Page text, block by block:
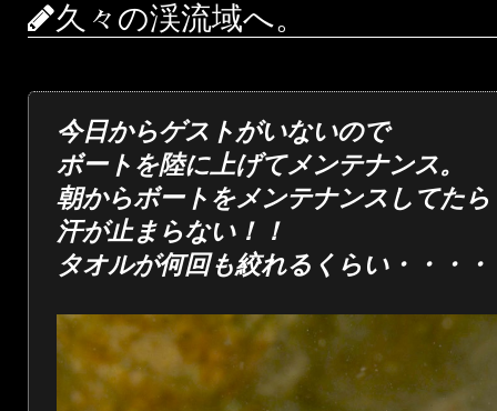
久々の渓流域へ。
今日からゲストがいないので
ボートを陸に上げてメンテナンス。
朝からボートをメンテナンスしてたら
汗が止まらない！！
タオルが何回も絞れるくらい・・・・